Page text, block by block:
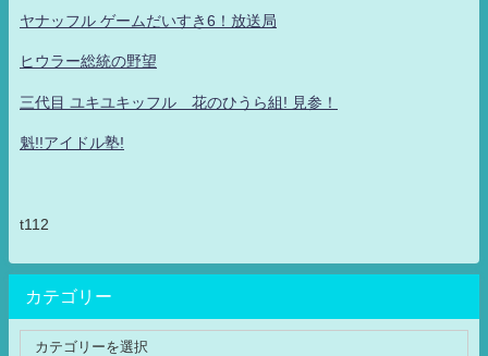
ヤナッフル ゲームだいすき6！放送局
ヒウラー総統の野望
三代目 ユキユキッフル 花のひうら組! 見参！
魁!!アイドル塾!
t112
カテゴリー